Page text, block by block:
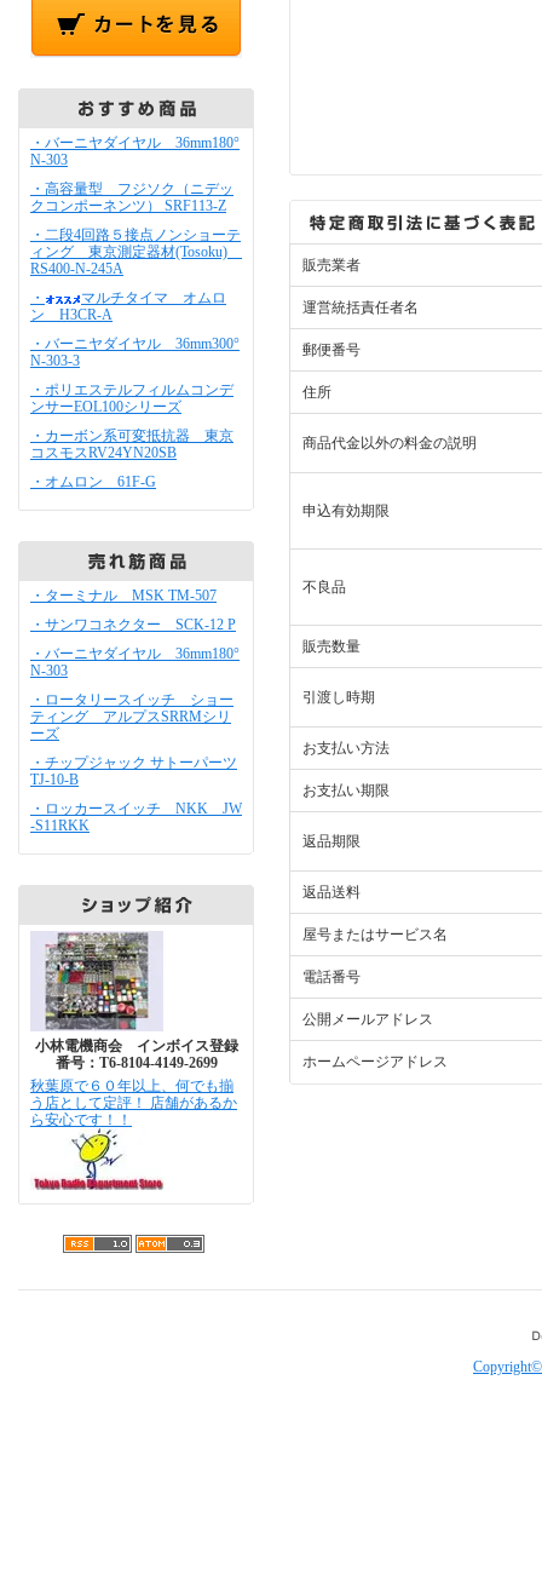
・バーニヤダイヤル 36mm180°
N-303
・高容量型 フジソク（ニデッ
クコンポーネンツ） SRF113-Z
・二段4回路５接点ノンショーテ
ィング 東京測定器材(Tosoku)
RS400-N-245A
・
マルチタイマ オムロ
ン H3CR-A
・バーニヤダイヤル 36mm300°
N-303-3
・ポリエステルフィルムコンデ
ンサーEOL100シリーズ
・カーボン系可変抵抗器 東京
コスモスRV24YN20SB
・オムロン 61F-G
・ターミナル MSK TM-507
・サンワコネクター SCK-12 P
・バーニヤダイヤル 36mm180°
N-303
・ロータリースイッチ ショー
ティング アルプスSRRMシリ
ーズ
・チップジャック サトーパーツ
TJ-10-B
・ロッカースイッチ NKK JW
-S11RKK
小林電機商会 インボイス登録
番号：T6-8104-4149-2699
秋葉原で６０年以上、何でも揃
う店として定評！ 店舗があるか
ら安心です！！
販売業者
運営統括責任者名
郵便番号
住所
商品代金以外の料金の説明
申込有効期限
不良品
販売数量
引渡し時期
お支払い方法
お支払い期限
返品期限
返品送料
屋号またはサービス名
電話番号
公開メールアドレス
ホームページアドレス
Copyright©